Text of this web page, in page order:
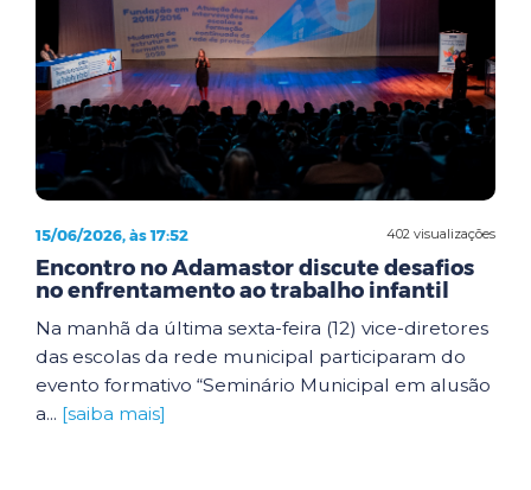
402 visualizações
15/06/2026, às 17:52
Encontro no Adamastor discute desafios
no enfrentamento ao trabalho infantil
Na manhã da última sexta-feira (12) vice-diretores
das escolas da rede municipal participaram do
evento formativo “Seminário Municipal em alusão
a... [saiba mais]